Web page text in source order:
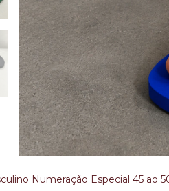
Numeração Especial 45 ao